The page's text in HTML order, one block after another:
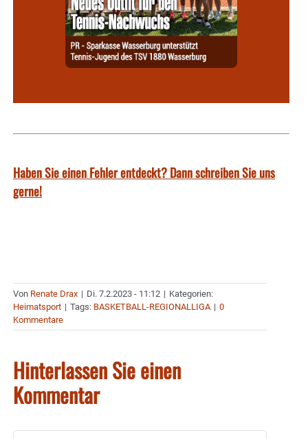
Haben Sie einen Fehler entdeckt? Dann schreiben Sie uns
gerne!
Von Renate Drax | Di. 7.2.2023 - 11:12 | Kategorien:
Heimatsport | Tags: BASKETBALL-REGIONALLIGA | 0
Kommentare
Hinterlassen Sie einen
Kommentar